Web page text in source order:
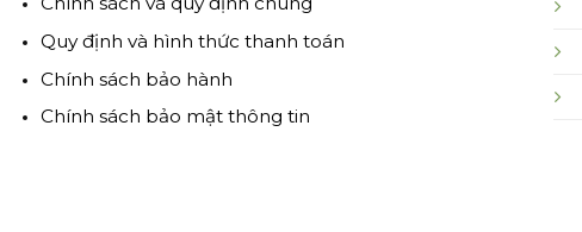
Quy định và hình thức thanh toán
Chính sách bảo hành
Chính sách bảo mật thông tin